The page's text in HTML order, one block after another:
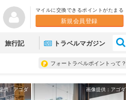
マイルに交換できるポイントがたまる
新規会員登録
旅行記 トラベルマガジン
フォートラベルポイントって？
供：アゴダ 画像提供：アゴダ